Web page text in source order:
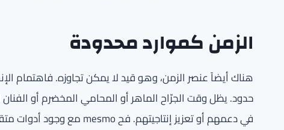
الزمن كموارد محدودة
هناك أيضاً عنصر الزمن، وهو قيد لا يمكن تجاوزه. فاهتمام
حدود. يظل وقت الجرّاح الماهر أو المحامي المخضرم أو
في دعمهم أو تعزيز إنتاجيتهم. فح mesmo مع وجود أدوات متقدمة، يبقى عليهم توزيع وقتهم بين استخدامات متنافسة.